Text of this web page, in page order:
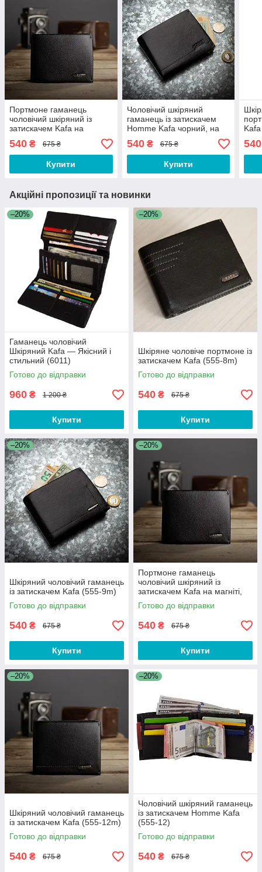
Портмоне гаманець
чоловічий шкіряний із
затискачем Kafa на
магніті, чорний (555-10m)
540 ₴ 675 ₴
Купити
Чоловічий шкіряний
гаманець із затискачем
Homme Kafa чорний, на
магніті
540₴ 675 ₴
Купити
540
Акційні пропозиції та новинки
–20%
Гаманець чоловічий
Шкіряний Kafa — Якісний і
стильний (6011)
Готово до відправки
960 ₴ 1 200 ₴
Купити
–20%
Шкіряне чоловіче портмоне із
затискачем Kafa (555-8m)
Готово до відправки
540 ₴ 675 ₴
Купити
–20%
Шкіряний чоловічий гаманець
із затискачем Kafa (555-9m)
Готово до відправки
540 ₴ 675 ₴
Купити
–20%
Портмоне гаманець
чоловічий шкіряний із
затискачем Kafa на магніті,
чорний (555-10m)
Готово до відправки
540 ₴ 675 ₴
Купити
–20%
Шкіряний чоловічий гаманець
із затискачем Kafa (555-12m)
Готово до відправки
540 ₴ 675 ₴
–20%
Чоловічий шкіряний гаманець
із затискачем Homme Kafa
(555-12)
Готово до відправки
540 ₴ 675 ₴